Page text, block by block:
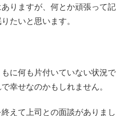
りますが、何とか頑張って記
たいと思います。
に何も片付いていない状況で
幸せなのかもしれません。
えて上司との面談がありまし